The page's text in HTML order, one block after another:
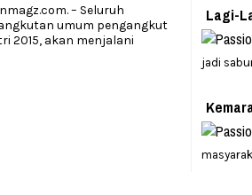
– Seluruh
umum pengangkut
2015, akan menjalani
Lagi-
jadi